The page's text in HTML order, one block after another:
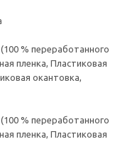
% переработанного
пленка, Пластиковая
окантовка,
% переработанного
пленка, Пластиковая